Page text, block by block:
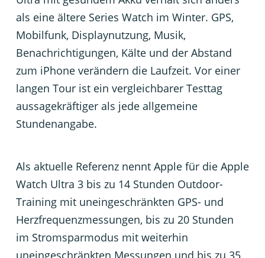
als eine ältere Series Watch im Winter. GPS,
Mobilfunk, Displaynutzung, Musik,
Benachrichtigungen, Kälte und der Abstand
zum iPhone verändern die Laufzeit. Vor einer
langen Tour ist ein vergleichbarer Testtag
aussagekräftiger als jede allgemeine
Stundenangabe.
Als aktuelle Referenz nennt Apple für die Apple
Watch Ultra 3 bis zu 14 Stunden Outdoor-
Training mit uneingeschränkten GPS- und
Herzfrequenzmessungen, bis zu 20 Stunden
im Stromsparmodus mit weiterhin
uneingeschränkten Messungen und bis zu 35